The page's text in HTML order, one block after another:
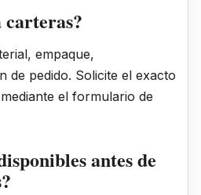
carteras?
empaque,
de pedido. Solicite el exacto
el formulario de
antes de